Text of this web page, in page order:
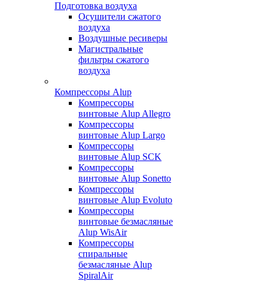
Подготовка воздуха
Осушители сжатого
воздуха
Воздушные ресиверы
Магистральные
фильтры сжатого
воздуха
Компрессоры Alup
Компрессоры
винтовые Alup Allegro
Компрессоры
винтовые Alup Largo
Компрессоры
винтовые Alup SCK
Компрессоры
винтовые Alup Sonetto
Компрессоры
винтовые Alup Evoluto
Компрессоры
винтовые безмасляные
Alup WisAir
Компрессоры
спиральные
безмасляные Alup
SpiralAir